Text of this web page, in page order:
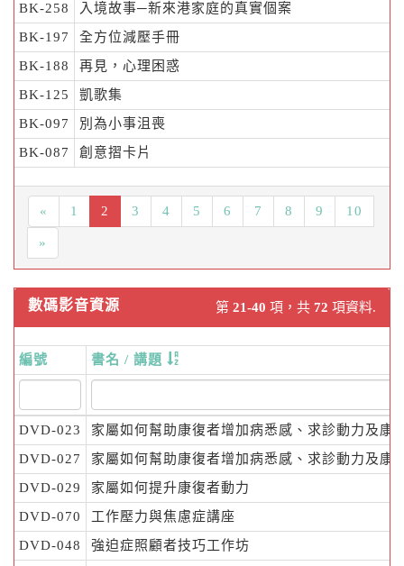
BK-258
入境故事─新來港家庭的真實個案
BK-197
全方位減壓手冊
BK-188
再見，心理困惑
BK-125
凱歌集
BK-097
別為小事沮喪
BK-087
創意摺卡片
« 1 2 3 4 5 6 7 8 9 10
»
第 21-40 項，共 72 項資料.
數碼影音資源
編號 書名 / 講題
DVD-023
家屬如何幫助康復者增加病悉感、求診動力及康
DVD-027
家屬如何幫助康復者增加病悉感、求診動力及康
DVD-029
家屬如何提升康復者動力
DVD-070
工作壓力與焦慮症講座
DVD-048
強迫症照顧者技巧工作坊